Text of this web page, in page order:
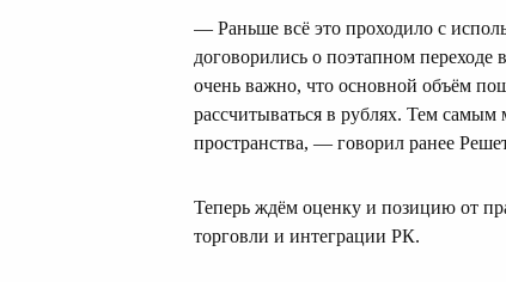
— Раньше всё это проходило с
договорились о поэтапном
очень важно, что основной объём
рассчитываться в рублях. Тем
пространства, — говорил ранее
Теперь ждём оценку и позицию от
торговли и интеграции РК.